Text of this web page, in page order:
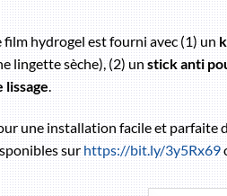
film hydrogel est fourni avec (1) un
lingette sèche), (2) unstick anti
lissage.
une installation facile et parfaite
surhttps://bit.ly/3y5Rx69